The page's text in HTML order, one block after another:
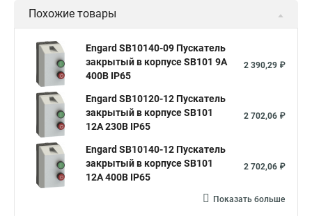
Похожие товары
Engard SB10140-09 Пускатель
закрытый в корпусе SB101 9А
400В IР65
2 390,29 ₽
Engard SB10120-12 Пускатель
закрытый в корпусе SB101
12А 230В IР65
2 702,06 ₽
Engard SB10140-12 Пускатель
закрытый в корпусе SB101
12А 400В IР65
2 702,06 ₽
Показать больше